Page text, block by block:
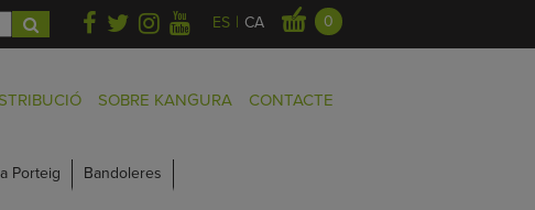
ES | CA 0
SOBRE KANGURA CONTACTE
Porteig
Bandoleres